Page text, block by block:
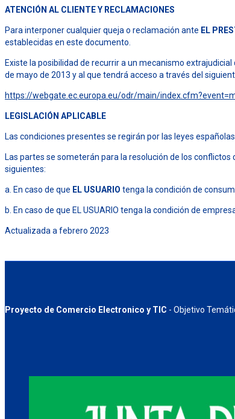
ATENCIÓN AL CLIENTE Y RECLAMACIONES
Para interponer cualquier queja o reclamación ante EL
establecidas en este documento.
Existe la posibilidad de recurrir a un mecanismo
de mayo de 2013 y al que tendrá acceso a través del
https://webgate.ec.europa.eu/odr/main/
LEGISLACIÓN APLICABLE
Las condiciones presentes se regirán por las leyes
Las partes se someterán para la resolución de los
siguientes:
a. En caso de que EL USUARIO tenga la condición de
b. En caso de que EL USUARIO tenga la condición de
Actualizada a febrero 2023
Proyecto de Comercio Electronico y TIC - Objetivo